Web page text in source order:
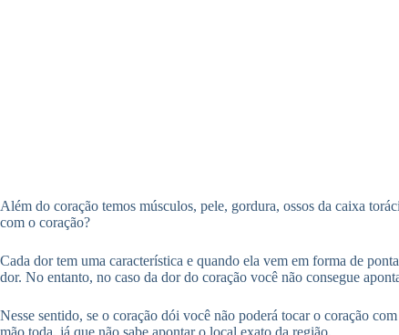
Além do coração temos músculos, pele, gordura, ossos da caixa
com o coração?
Cada dor tem uma característica e quando ela vem em forma de
dor. No entanto, no caso da dor do coração você não consegue
Nesse sentido, se o coração dói você não poderá tocar o coração
mão toda, já que não sabe apontar o local exato da região.